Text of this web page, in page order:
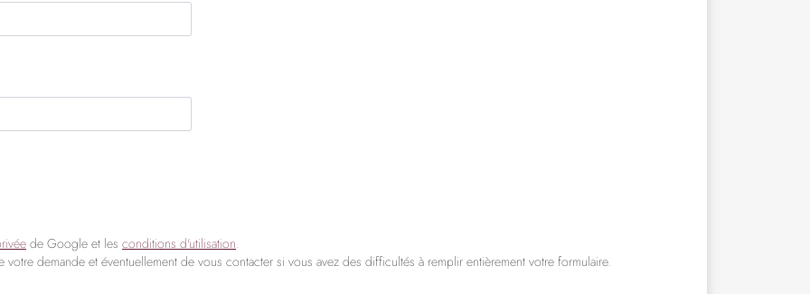
de Google et les conditions d'utilisation.
votre demande et éventuellement de vous contacter si vous avez des difficultés à remplir entièrement votre formulaire.